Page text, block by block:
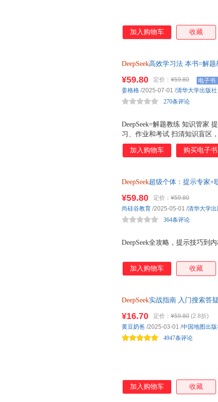
加入购物车 收藏
DeepSeek高效学习法 本书=解题
科，扫清知识盲区，攻克难题，
DeepSeek=解题教练 知识管家
习、作业和考试 扫清知识盲区
书优势： AI赋能学习：用
智能提升学习效率。 精准查漏
维导图，让学习更便捷。 方法
助力学生考试发挥出最佳水平
习、作业和考试四大核心场景
的学习方式进行讲解。例如，
¥59.80 定价： ¥59.80 电子书
270条评论
姜格格 /2025-07-01 /清华大学出版社
加入购物车 购买电子书
DeepSeek超级个体：提示专家+
DeepSeek全攻略，提示技巧到
¥59.80 定价： ¥59.80
364条评论
尚硅谷教育 /2025-05-01 /清华大学
加入购物车 收藏
DeepSeek实战指南 入门搜索答
¥16.70 定价： ¥59.80 (2.8折)
4947条评论
黄豆奶爸 /2025-03-01 /中国地图出
加入购物车 收藏